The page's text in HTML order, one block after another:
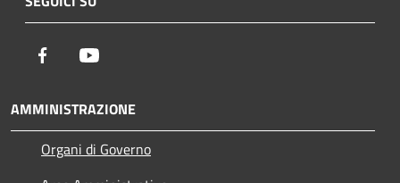
Facebook
AMMINISTRAZIONE
Organi di Governo